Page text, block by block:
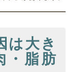
は大き
・脂肪